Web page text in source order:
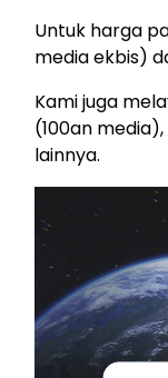
Untuk harga
media ekbis)
Kami juga
(100an
lainnya.